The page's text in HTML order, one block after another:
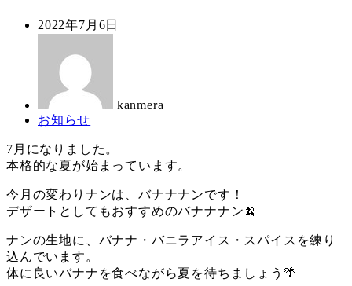
投
2022年7月6日
kanmera
カ
ゴ
リ
お知らせ
7月になりました。
本格的な夏が始まっています。
今月の変わりナンは、バナナナンです！
デザートとしてもおすすめのバナナナン🍌
ナンの生地に、バナナ・バニラアイス・スパイスを練り
込んでいます。
体に良いバナナを食べながら夏を待ちましょう🌴